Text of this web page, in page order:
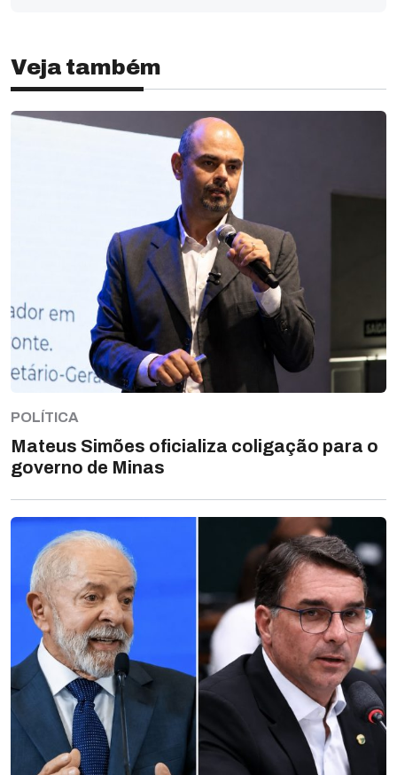
Veja também
POLÍTICA
Mateus Simões oficializa coligação para o
governo de Minas